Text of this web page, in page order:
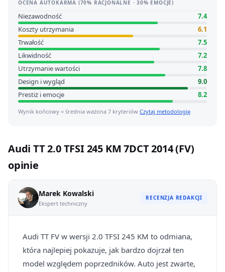
OCENA AUTOKARMA (70% RACJONALNE · 30% EMOCJE)
Niezawodność
7.4
Koszty utrzymania
6.1
Trwałość
7.5
Likwidność
7.2
Utrzymanie wartości
7.8
Design i wygląd
9.0
Prestiż i emocje
8.2
Wynik końcowy = średnia ważona 7 kryteriów Czytaj metodologię
Audi TT 2.0 TFSI 245 KM 7DCT 2014 (FV)
opinie
Marek Kowalski
Ekspert techniczny
RECENZJA REDAKCJI
Audi TT FV w wersji 2.0 TFSI 245 KM to odmiana,
która najlepiej pokazuje, jak bardzo dojrzał ten
model względem poprzedników. Auto jest zwarte,